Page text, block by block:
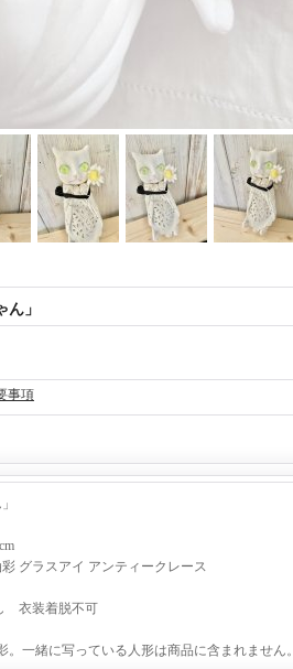
」
事項
グラスアイ アンティークレース
衣装着脱不可
。一緒に写っている人形は商品に含まれません。